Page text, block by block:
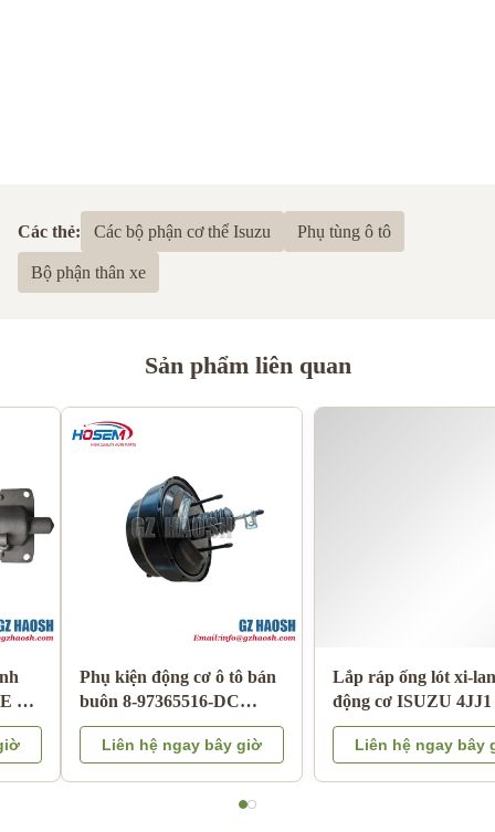
Các thẻ: Các bộ phận cơ thể Isuzu Phụ tùng ô tô
Bộ phận thân xe
Sản phẩm liên quan
Phụ kiện động cơ ô tô bán
buôn 8-97365516-DC
phanh tăng cường cho
Isuzu DMAX 03-06
Liên hệ ngay bây giờ
Lắp ráp ống lót xi-lanh
động cơ ISUZU 4JJ1 Thay
thế OEM Bảo hành 3
Liên hệ ngay bây giờ